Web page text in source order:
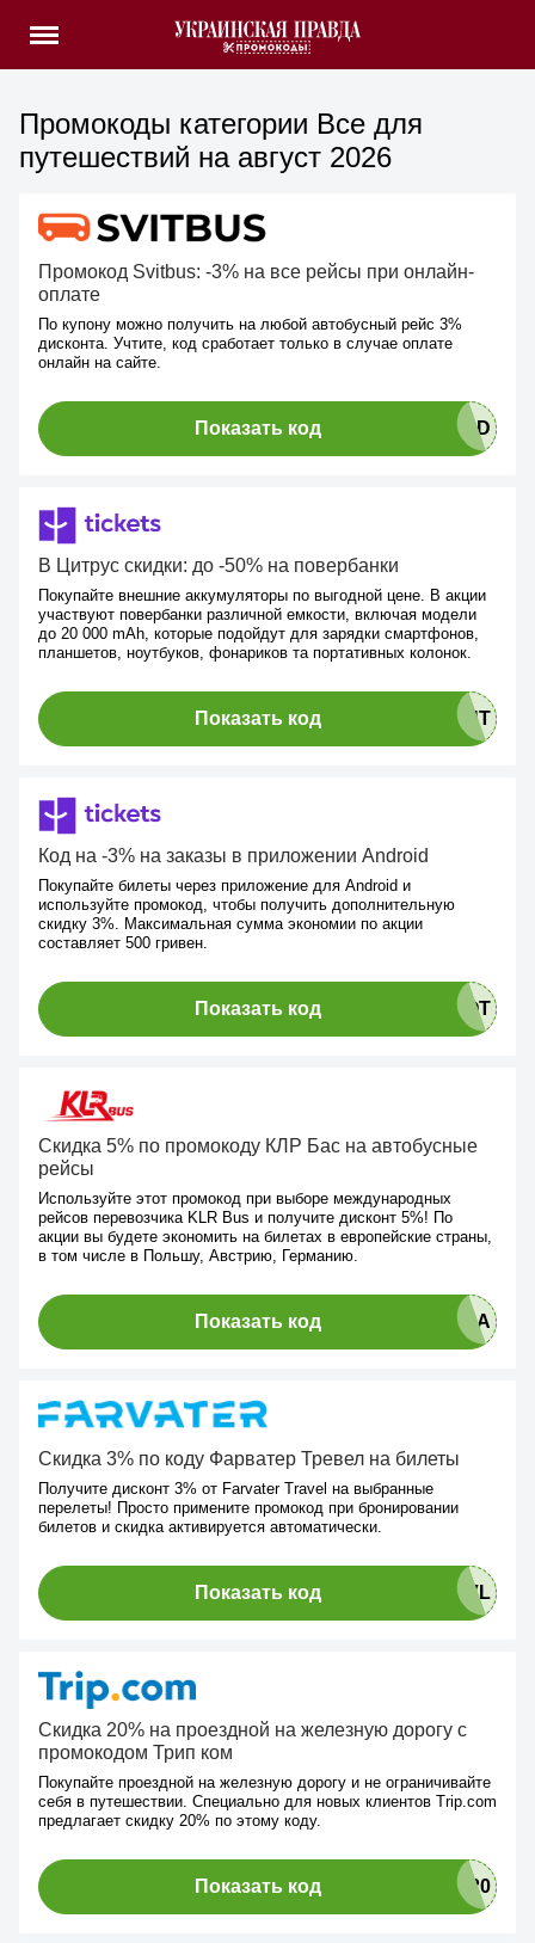
Промокоды категории Все для
путешествий на август 2026
Промокод Svitbus: -3% на все рейсы при онлайн-
оплате
По купону можно получить на любой автобусный рейс 3%
дисконта. Учтите, код сработает только в случае оплате
онлайн на сайте.
Показать код
В Цитрус скидки: до -50% на повербанки
Покупайте внешние аккумуляторы по выгодной цене. В акции
участвуют повербанки различной емкости, включая модели
до 20 000 mAh, которые подойдут для зарядки смартфонов,
планшетов, ноутбуков, фонариков та портативных колонок.
Показать код
Код на -3% на заказы в приложении Android
Покупайте билеты через приложение для Android и
используйте промокод, чтобы получить дополнительную
скидку 3%. Максимальная сумма экономии по акции
составляет 500 гривен.
Показать код
Скидка 5% по промокоду КЛР Бас на автобусные
рейсы
Используйте этот промокод при выборе международных
рейсов перевозчика KLR Bus и получите дисконт 5%! По
акции вы будете экономить на билетах в европейские страны,
в том числе в Польшу, Австрию, Германию.
Показать код
Скидка 3% по коду Фарватер Тревел на билеты
Получите дисконт 3% от Farvater Travel на выбранные
перелеты! Просто примените промокод при бронировании
билетов и скидка активируется автоматически.
Показать код
Скидка 20% на проездной на железную дорогу с
промокодом Трип ком
Покупайте проездной на железную дорогу и не ограничивайте
себя в путешествии. Специально для новых клиентов Trip.com
предлагает скидку 20% по этому коду.
Показать код